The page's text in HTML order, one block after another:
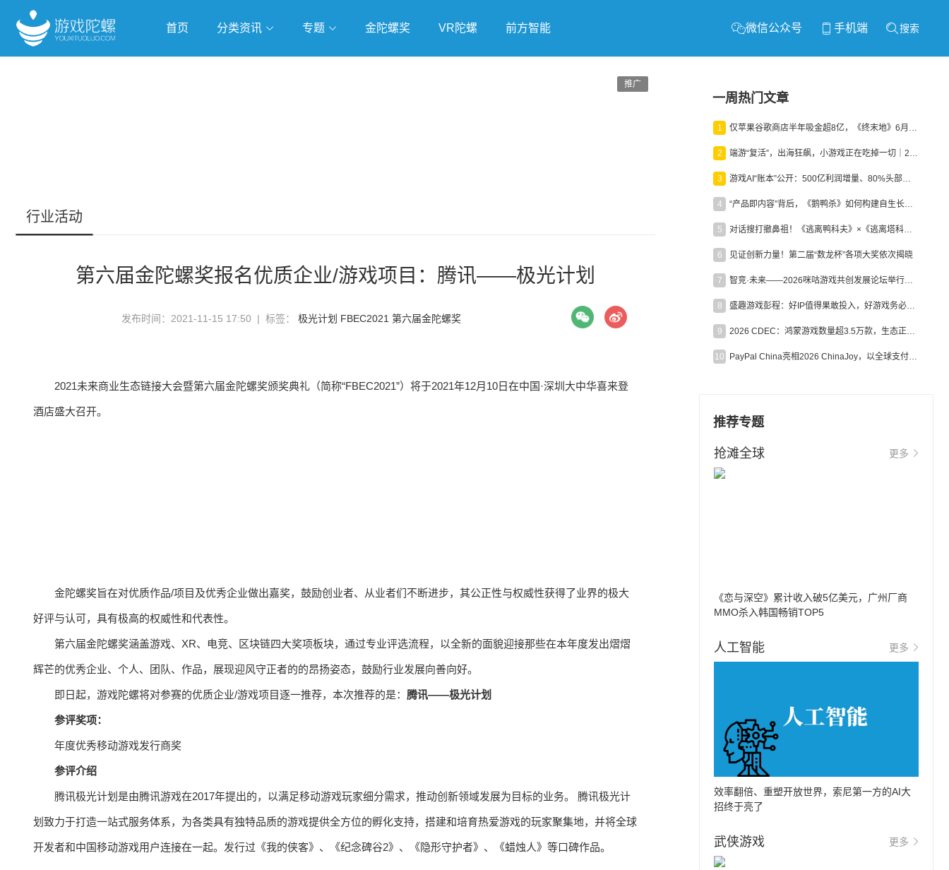
首页 分类资讯 专题 金陀螺奖 VR陀螺 前方智能 微信公众号 手机端 搜索
推广
行业活动
第六届金陀螺奖报名优质企业/游戏项目：腾讯——极光计划
发布时间：2021-11-15 17:50 | 标签： 极光计划 FBEC2021 第六届金陀螺奖
2021未来商业生态链接大会暨第六届金陀螺奖颁奖典礼（简称“FBEC2021”）将于2021年12月10日在中国·深圳大中华喜来登
酒店盛大召开。
金陀螺奖旨在对优质作品/项目及优秀企业做出嘉奖，鼓励创业者、从业者们不断进步，其公正性与权威性获得了业界的极大
好评与认可，具有极高的权威性和代表性。
第六届金陀螺奖涵盖游戏、XR、电竞、区块链四大奖项板块，通过专业评选流程，以全新的面貌迎接那些在本年度发出熠熠
辉芒的优秀企业、个人、团队、作品，展现迎风守正者的的昂扬姿态，鼓励行业发展向善向好。
即日起，游戏陀螺将对参赛的优质企业/游戏项目逐一推荐，本次推荐的是： 腾讯——极光计划
参评奖项：
年度优秀移动游戏发行商奖
参评介绍
腾讯极光计划是由腾讯游戏在2017年提出的，以满足移动游戏玩家细分需求，推动创新领域发展为目标的业务。 腾讯极光计
划致力于打造一站式服务体系，为各类具有独特品质的游戏提供全方位的孵化支持，搭建和培育热爱游戏的玩家聚集地，并将全球
开发者和中国移动游戏用户连接在一起。发行过《我的侠客》、《纪念碑谷2》、《隐形守护者》、《蜡烛人》等口碑作品。
一周热门文章
1 仅苹果谷歌商店半年吸金超8亿，《终末地》6月份收入显著回暖
2 端游“复活”，出海狂飙，小游戏正在吃掉一切｜2026上半年产业报告
3 游戏AI“账本”公开：500亿利润增量、80%头部入局，谁在闷声发财？
4 “产品即内容”背后，《鹅鸭杀》如何构建自生长生态？
5 对话搜打撤鼻祖！《逃离鸭科夫》×《逃离塔科夫》官方线下沙龙落幕
6 见证创新力量！第二届“数龙杯”各项大奖依次揭晓
7 智竞·未来——2026咪咕游戏共创发展论坛举行：聚力精品内容、AI创作与电竞生态，共建高品质益智健康游戏社区
8 盛趣游戏彭程：好IP值得果敢投入，好游戏务必长效经营
9 2026 CDEC：鸿蒙游戏数量超3.5万款，生态正循环加速产业高质量发展
10 PayPal China亮相2026 ChinaJoy，以全球支付能力助力中国游戏企业深化全球运营
推荐专题
抢滩全球 更多
《恋与深空》累计收入破5亿美元，广州厂商
MMO杀入韩国畅销TOP5
人工智能 更多
效率翻倍、重塑开放世界，索尼第一方的AI大
招终于亮了
武侠游戏 更多